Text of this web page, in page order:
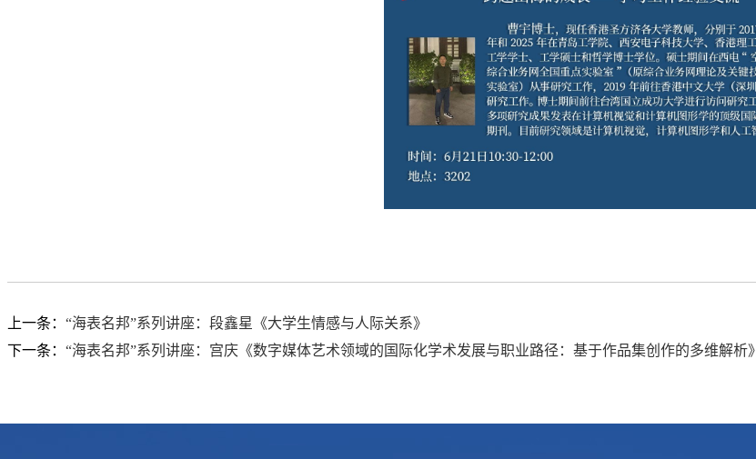
上一条： “海表名邦”系列讲座：段鑫星《大学生情感与人际关系》
下一条： “海表名邦”系列讲座：宫庆《数字媒体艺术领域的国际化学术发展与职业路径：基于作品集创作的多维解析》